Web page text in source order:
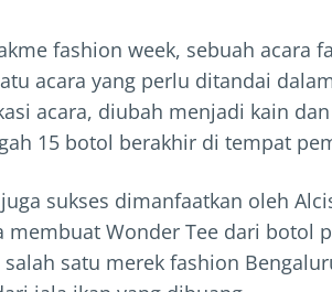
fashion week, sebuah acara
acara yang perlu ditandai
acara, diubah menjadi kain
15 botol berakhir di tempat
sukses dimanfaatkan oleh
membuat Wonder Tee dari botol
salah satu merek fashion